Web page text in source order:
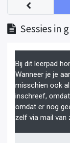
Sessies in
Bij dit leerpad
Wanneer je je
misschien ook
inschreef,
omdat er nog
zelf via mail van